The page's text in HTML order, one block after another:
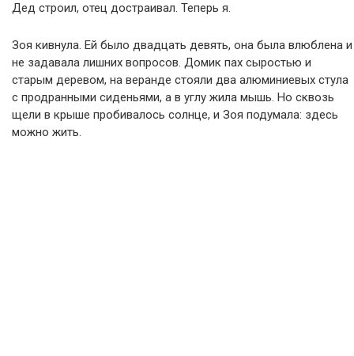
Дед строил, отец достраивал. Теперь я.
Зоя кивнула. Ей было двадцать девять, она была влюблена и
не задавала лишних вопросов. Домик пах сыростью и
старым деревом, на веранде стояли два алюминиевых стула
с продранными сиденьями, а в углу жила мышь. Но сквозь
щели в крыше пробивалось солнце, и Зоя подумала: здесь
можно жить.